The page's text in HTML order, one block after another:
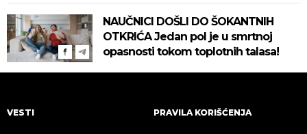
NAUČNICI DOŠLI DO ŠOKANTNIH
OTKRIĆA Jedan pol je u smrtnoj
opasnosti tokom toplotnih talasa!
VESTI PRAVILA KORIŠĆENJA